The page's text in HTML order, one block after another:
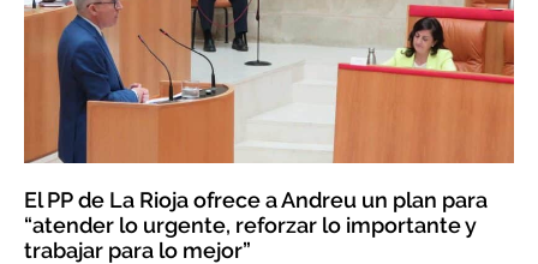
El PP de La Rioja ofrece a Andreu un plan para
“atender lo urgente, reforzar lo importante y
trabajar para lo mejor”